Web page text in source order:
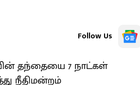
Follow Us
தந்தையை 7 நாட்கள்
நீதிமன்றம்